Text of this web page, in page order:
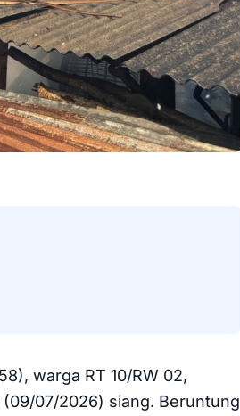
warga RT 10/RW 02,
(09/07/2026) siang. Beruntung